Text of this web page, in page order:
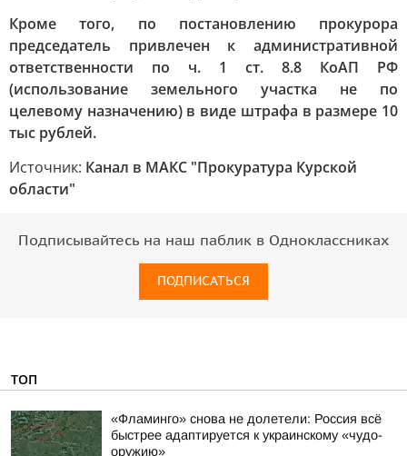
Кроме того, по постановлению прокурора
председатель привлечен к административной
ответственности по ч. 1 ст. 8.8 КоАП РФ
(использование земельного участка не по
целевому назначению) в виде штрафа в размере 10
тыс рублей.
Источник: Канал в МАКС "Прокуратура Курской
области"
Подписывайтесь на наш паблик в Одноклассниках
ПОДПИСАТЬСЯ
ТОП
«Фламинго» снова не долетели: Россия всё
быстрее адаптируется к украинскому «чудо-
оружию»